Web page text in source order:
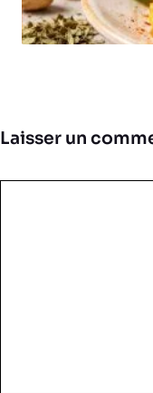
Laisser un